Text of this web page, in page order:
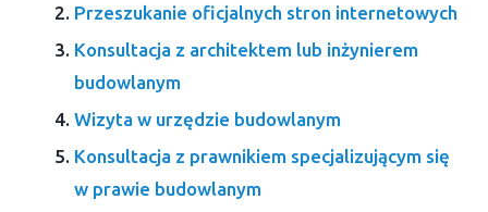
Przeszukanie oficjalnych stron internetowych
Konsultacja z architektem lub inżynierem
budowlanym
Wizyta w urzędzie budowlanym
Konsultacja z prawnikiem specjalizującym się
w prawie budowlanym